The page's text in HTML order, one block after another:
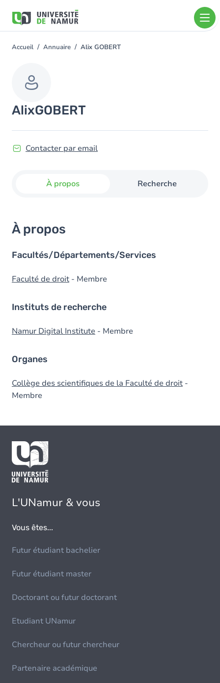
contenu
You
Accueil Annuaire Alix GOBERT
AlixGOBERT
Contacter par email
À propos Recherche
À propos
Facultés/Départements/Services
Faculté de droit - Membre
Instituts de recherche
Namur Digital Institute - Membre
Organes
Collège des scientifiques de la Faculté de droit -
Membre
L'UNamur & vous
Vous êtes...
Futur étudiant bachelier
Futur étudiant master
Doctorant ou futur doctorant
Etudiant UNamur
Chercheur ou futur chercheur
Partenaire académique